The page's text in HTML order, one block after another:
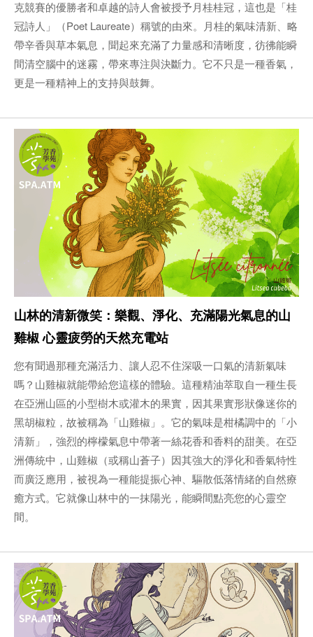
克競賽的優勝者和卓越的詩人會被授予月桂桂冠，這也是「桂
冠詩人」（Poet Laureate）稱號的由來。月桂的氣味清新、略
帶辛香與草本氣息，聞起來充滿了力量感和清晰度，彷彿能瞬
間清空腦中的迷霧，帶來專注與決斷力。它不只是一種香氣，
更是一種精神上的支持與鼓舞。
山林的清新微笑：樂觀、淨化、充滿陽光氣息的山
雞椒 心靈疲勞的天然充電站
您有聞過那種充滿活力、讓人忍不住深吸一口氣的清新氣味
嗎？山雞椒就能帶給您這樣的體驗。這種精油萃取自一種生長
在亞洲山區的小型樹木或灌木的果實，因其果實形狀像迷你的
黑胡椒粒，故被稱為「山雞椒」。它的氣味是柑橘調中的「小
清新」，強烈的檸檬氣息中帶著一絲花香和香料的甜美。在亞
洲傳統中，山雞椒（或稱山蒼子）因其強大的淨化和香氣特性
而廣泛應用，被視為一種能提振心神、驅散低落情緒的自然療
癒方式。它就像山林中的一抹陽光，能瞬間點亮您的心靈空
間。